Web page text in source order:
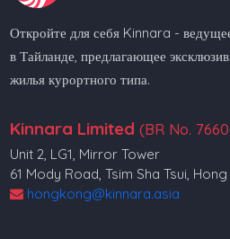
Откройте для себя Kinnara -
в Тайланде, предлагающее
жилья курортного типа.
Kinnara Limited (BR No.
Unit 2, LG1, Mirror Tower
61 Mody Road, Tsim Sha Tsui,
hongkong@kinnara.asia